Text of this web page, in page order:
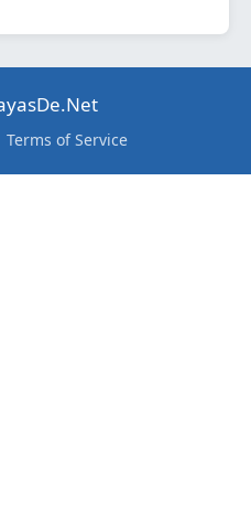
Terms of Service